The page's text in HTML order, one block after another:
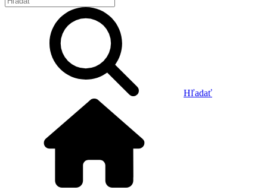
Hľadať